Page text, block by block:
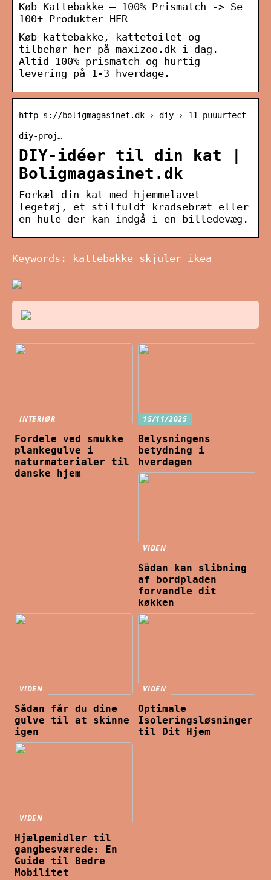
Køb Kattebakke – 100% Prismatch -> Se
100+ Produkter HER
Køb kattebakke, kattetoilet og
tilbehør her på maxizoo.dk i dag.
Altid 100% prismatch og hurtig
levering på 1-3 hverdage.
http s://boligmagasinet.dk › diy › 11-puuurfect-
diy-proj…
DIY-idéer til din kat |
Boligmagasinet.dk
Forkæl din kat med hjemmelavet
legetøj, et stilfuldt kradsebræt eller
en hule der kan indgå i en billedevæg.
Keywords: kattebakke skjuler ikea
INTERIØR
Fordele ved smukke
plankegulve i
naturmaterialer til
danske hjem
15/11/2025
Belysningens
betydning i
hverdagen
VIDEN
Sådan kan slibning
af bordpladen
forvandle dit
køkken
VIDEN
Sådan får du dine
gulve til at skinne
igen
VIDEN
Optimale
Isoleringsløsninger
til Dit Hjem
VIDEN
Hjælpemidler til
gangbesværede: En
Guide til Bedre
Mobilitet